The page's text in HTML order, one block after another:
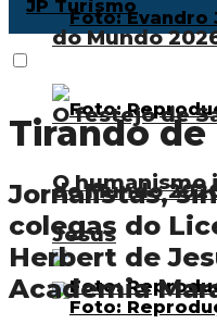
do Mundo
O humanismo
Jesus
O festejo de
do Mundo
Tirando
Jornalistas,
colegas do
Herbert de
Academia